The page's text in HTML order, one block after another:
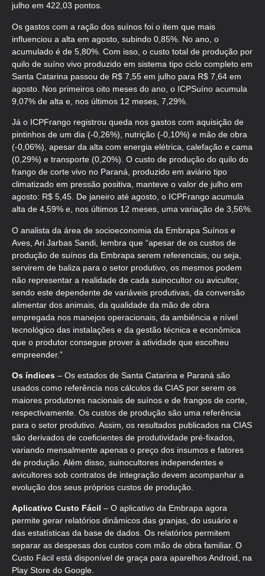
julho em 422,03 pontos.
Os gastos com a ração dos suínos foi o item que mais
influenciou a alta em agosto, subindo 0,85%. No ano, o
acumulado é de 5,80%. Com isso, o custo total de produção por
quilo de suíno vivo produzido em sistema tipo ciclo completo em
Santa Catarina passou de R$ 7,55 em julho para R$ 7,64 em
agosto. Nos primeiros oito meses do ano, o ICPSuíno acumula
9,07% de alta e, nos últimos 12 meses, 7,29%.
Já o ICPFrango registrou queda nos gastos com aquisição de
pintinhos de um dia (-0,26%), nutrição (-0,10%) e mão de obra
(-0,06%), apesar da alta com energia elétrica, calefação e cama
(0,29%) e transporte (0,20%). O custo de produção do quilo do
frango de corte vivo no Paraná, produzido em aviário tipo
climatizado em pressão positiva, manteve o valor de julho em
agosto: R$ 5,45. De janeiro até agosto, o ICPFrango acumula
alta de 4,59% e, nos últimos 12 meses, uma variação de 3,56%.
O analista da área de socioeconomia da Embrapa Suínos e
Aves, Ari Jarbas Sandi, lembra que “apesar de os custos de
produção de suínos da Embrapa serem referenciais, ou seja,
servirem de baliza para o setor produtivo, os mesmos podem
não representar a realidade de cada suinocultor ou avicultor,
sendo este dependente de variáveis produtivas, da conversão
alimentar dos animais, da qualidade da mão de obra
empregada nos manejos operacionais, da ambiência e nível
tecnológico das instalações e da gestão técnica e econômica
que o produtor consegue prover à atividade que escolheu
empreender.”
Os índices – Os estados de Santa Catarina e Paraná são
usados como referência nos cálculos da CIAS por serem os
maiores produtores nacionais de suínos e de frangos de corte,
respectivamente. Os custos de produção são uma referência
para o setor produtivo. Assim, os resultados publicados na CIAS
são derivados de coeficientes de produtividade pré-fixados,
variando mensalmente apenas o preço dos insumos e fatores
de produção. Além disso, suinocultores independentes e
avicultores sob contratos de integração devem acompanhar a
evolução dos seus próprios custos de produção.
Aplicativo Custo Fácil – O aplicativo da Embrapa agora
permite gerar relatórios dinâmicos das granjas, do usuário e
das estatísticas da base de dados. Os relatórios permitem
separar as despesas dos custos com mão de obra familiar. O
Custo Fácil está disponível de graça para aparelhos Android, na
Play Store do Google.